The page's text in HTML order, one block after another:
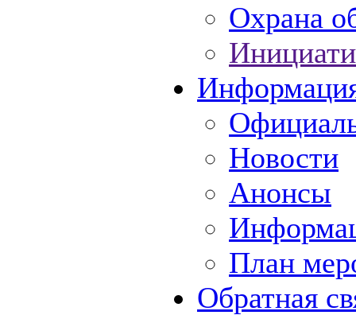
Охрана
Новости
Анонсы
План
Обратная